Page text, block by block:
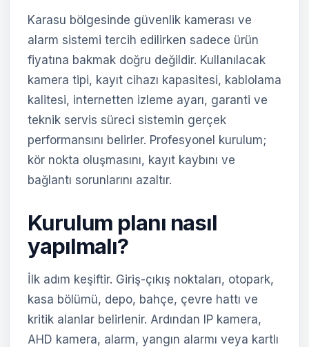
Karasu bölgesinde güvenlik kamerası ve
alarm sistemi tercih edilirken sadece ürün
fiyatına bakmak doğru değildir. Kullanılacak
kamera tipi, kayıt cihazı kapasitesi, kablolama
kalitesi, internetten izleme ayarı, garanti ve
teknik servis süreci sistemin gerçek
performansını belirler. Profesyonel kurulum;
kör nokta oluşmasını, kayıt kaybını ve
bağlantı sorunlarını azaltır.
Kurulum planı nasıl
yapılmalı?
İlk adım keşiftir. Giriş-çıkış noktaları, otopark,
kasa bölümü, depo, bahçe, çevre hattı ve
kritik alanlar belirlenir. Ardından IP kamera,
AHD kamera, alarm, yangın alarmı veya kartlı